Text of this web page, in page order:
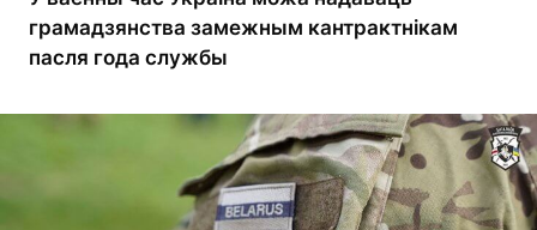
грамадзянства замежным кантрактнікам
пасля года службы